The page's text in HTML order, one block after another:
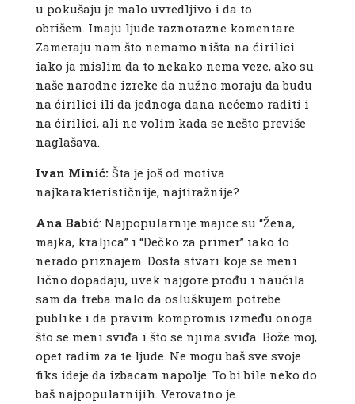
u pokušaju je malo uvredljivo i da to
obrišem. Imaju ljude raznorazne komentare.
Zameraju nam što nemamo ništa na ćirilici
iako ja mislim da to nekako nema veze, ako su
naše narodne izreke da nužno moraju da budu
na ćirilici ili da jednoga dana nećemo raditi i
na ćirilici, ali ne volim kada se nešto previše
naglašava.
Ivan Minić: Šta je još od motiva
najkarakterističnije, najtiražnije?
Ana Babić: Najpopularnije majice su “Žena,
majka, kraljica” i “Dečko za primer” iako to
nerado priznajem. Dosta stvari koje se meni
lično dopadaju, uvek najgore prođu i naučila
sam da treba malo da osluškujem potrebe
publike i da pravim kompromis između onoga
što se meni sviđa i što se njima sviđa. Bože moj,
opet radim za te ljude. Ne mogu baš sve svoje
fiks ideje da izbacam napolje. To bi bile neko do
baš najpopularnijih. Verovatno je